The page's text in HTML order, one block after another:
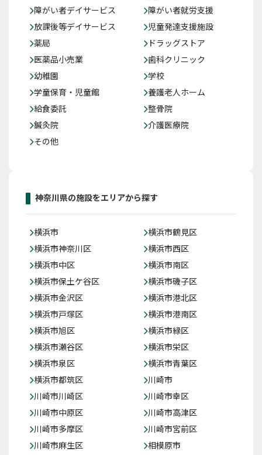
障がい者デイサービス
障がい者就労支援
放課後等デイサービス
児童発達支援施設
薬局
ドラッグストア
医薬品小売業
歯科クリニック
幼稚園
学校
学童保育・児童館
養護老人ホーム
給食委託
整骨院
鍼灸院
介護医療院
その他
神奈川県の施設をエリアから探す
横浜市
横浜市鶴見区
横浜市神奈川区
横浜市西区
横浜市中区
横浜市南区
横浜市保土ケ谷区
横浜市磯子区
横浜市金沢区
横浜市港北区
横浜市戸塚区
横浜市港南区
横浜市旭区
横浜市緑区
横浜市瀬谷区
横浜市栄区
横浜市泉区
横浜市青葉区
横浜市都筑区
川崎市
川崎市川崎区
川崎市幸区
川崎市中原区
川崎市高津区
川崎市多摩区
川崎市宮前区
川崎市麻生区
相模原市